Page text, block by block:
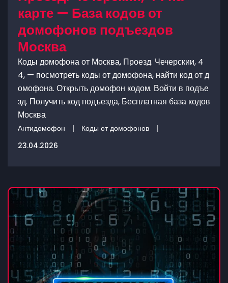
карте — База кодов от
домофонов подъездов
Москва
Коды домофона от Москва, Проезд. Чечерскии, 4
4, — посмотреть коды от домофона, найти код от д
омофона. Открыть домофон кодом. Войти в подъе
зд. Получить код подъезда, Бесплатная база кодов
Москва
Антидомофон | Коды от домофонов
|
23.04.2026